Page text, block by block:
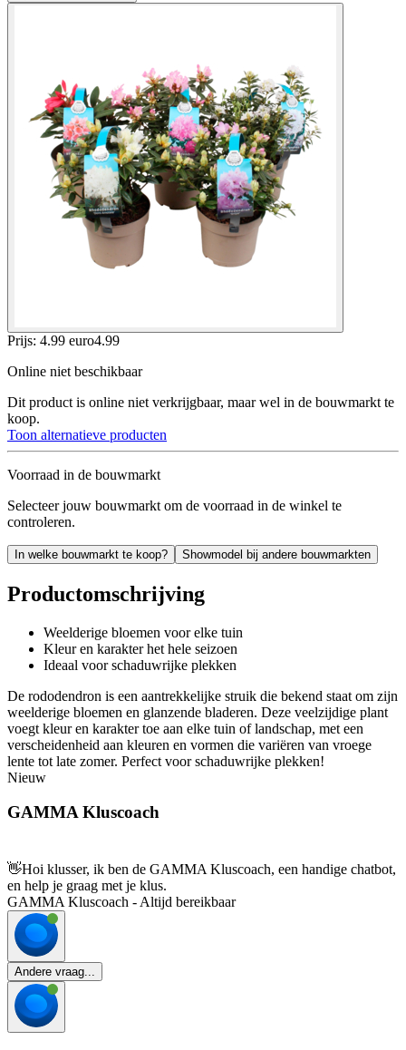
Prijs: 4.99 euro4.99
Online niet beschikbaar
Dit product is online niet verkrijgbaar, maar wel in de bouwmarkt te
koop.
Toon alternatieve producten
Voorraad in de bouwmarkt
Selecteer jouw bouwmarkt om de voorraad in de winkel te
controleren.
In welke bouwmarkt te koop? Showmodel bij andere bouwmarkten
Productomschrijving
Weelderige bloemen voor elke tuin
Kleur en karakter het hele seizoen
Ideaal voor schaduwrijke plekken
De rododendron is een aantrekkelijke struik die bekend staat om zijn
weelderige bloemen en glanzende bladeren. Deze veelzijdige plant
voegt kleur en karakter toe aan elke tuin of landschap, met een
verscheidenheid aan kleuren en vormen die variëren van vroege
lente tot late zomer. Perfect voor schaduwrijke plekken!
Nieuw
GAMMA Kluscoach
👋Hoi klusser, ik ben de GAMMA Kluscoach, een handige chatbot,
en help je graag met je klus.
GAMMA Kluscoach - Altijd bereikbaar
Andere vraag...